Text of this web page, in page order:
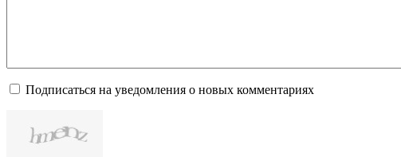
Подписаться на уведомления о новых комментариях